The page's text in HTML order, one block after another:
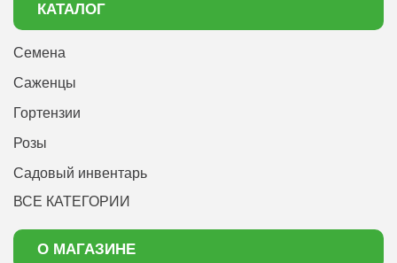
КАТАЛОГ
Семена
Саженцы
Гортензии
Розы
Садовый инвентарь
ВСЕ КАТЕГОРИИ
О МАГАЗИНЕ